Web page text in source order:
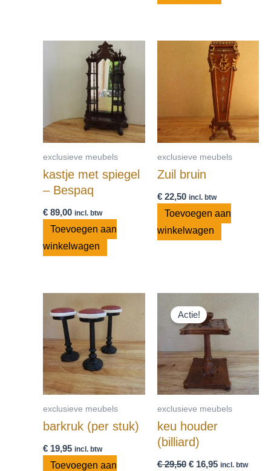
exclusieve meubels
kastje met spiegel
– Bespaq
€ 89,00 incl. btw
Toevoegen aan
winkelwagen
exclusieve meubels
Zuil bruin
€22,50 incl. btw
Toevoegen aan
winkelwagen
exclusieve meubels
barkruk (per stuk)
€ 19,95 incl. btw
Toevoegen aan
Actie!
exclusieve meubels
keu houder
(billiard)
€29,50
prijs
was:
€ 29,50.
€16,95
is:
€ 16,95.
incl. btw